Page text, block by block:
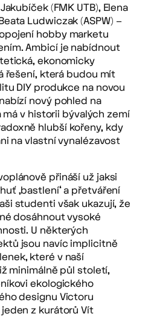
(FMK UTB), Elena
Ludwiczak (ASPW) –
hobby marketu
Ambicí je nabídnout
ekonomicky
řešení, která budou mít
DIY produkce na novou
nový pohled na
v historii bývalých zemí
hlubší kořeny, kdy
na vlastní vynalézavost
přináší už jaksi
‚bastlení‘ a přetváření
studenti však ukazují, že
dosáhnout vysoké
U některých
jsou navíc implicitně
které v naší
minimálně půl století,
ekologického
designu Victoru
z kurátorů Vít